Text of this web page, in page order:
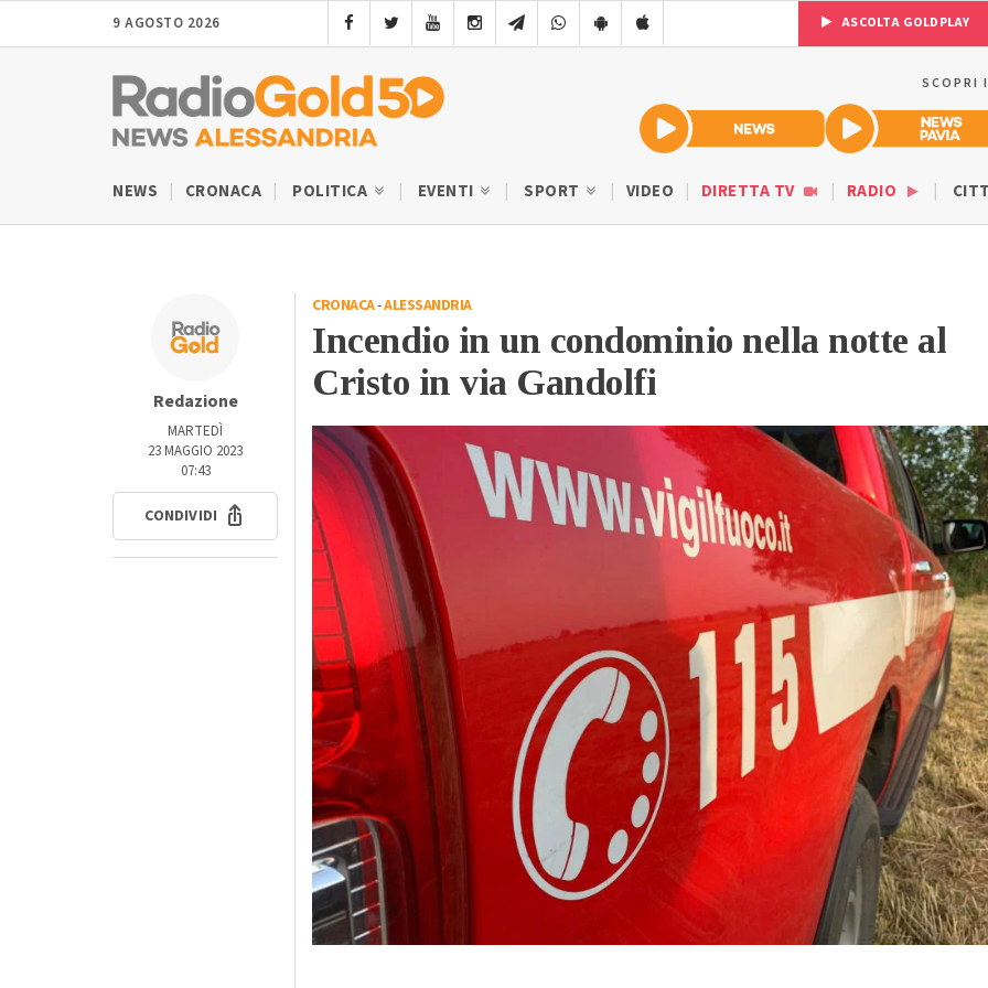
9 AGOSTO 2026 ASCOLTA GOLDPLAY
SCOPRI
NEWS CRONACA POLITICA EVENTI SPORT VIDEO DIRETTA TV RADIO
Redazione
MARTEDÌ
23 MAGGIO 2023
07:43
CONDIVIDI
CRONACA-ALESSANDRIA
Incendio in un condominio nella notte al
Cristo in via Gandolfi